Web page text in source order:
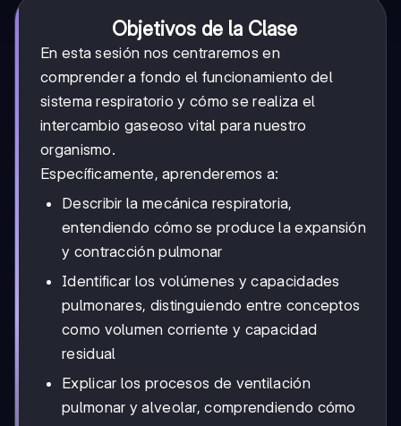
Objetivos de la Clase
En esta sesión nos centraremos en
comprender a fondo el funcionamiento del
sistema respiratorio y cómo se realiza el
intercambio gaseoso vital para nuestro
organismo.
Específicamente, aprenderemos a:
Describir la mecánica respiratoria,
entendiendo cómo se produce la expansión
y contracción pulmonar
Identificar los volúmenes y capacidades
pulmonares, distinguiendo entre conceptos
como volumen corriente y capacidad
residual
Explicar los procesos de ventilación
pulmonar y alveolar, comprendiendo cómo